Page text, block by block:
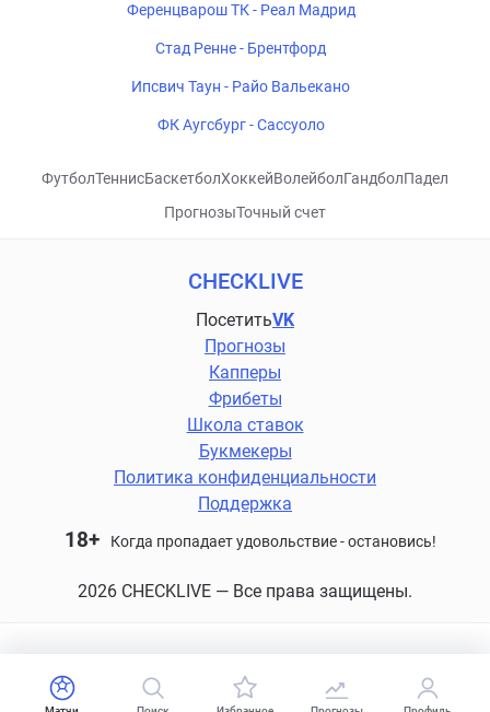
Ференцварош ТК - Реал Мадрид
Стад Ренне - Брентфорд
Ипсвич Таун - Райо Вальекано
ФК Аугсбург - Сассуоло
ФутболТеннисБаскетболХоккейВолейболГандболПадел
ПрогнозыТочный счет
CHECKLIVE
ПосетитьVK
Прогнозы
Капперы
Фрибеты
Школа ставок
Букмекеры
Политика конфиденциальности
Поддержка
18+ Когда пропадает удовольствие - остановись!
2026 CHECKLIVE — Все права защищены.